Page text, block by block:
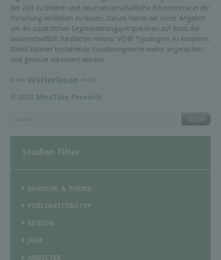
der Zeit zu bleiben und neue wissenschaftliche Erkenntnisse in die
Forschung einfließen zu lassen. Darum haben wir unser Angebot
um die zusätzlichen Segmentierungsperspektiven auf Basis der
wissenschaftlich fundierten meteor ViQ® Typologien zu erweitern.
Damit können bestehende Kundensegmente weiter angereichert
und genauer adressiert werden.
>>> Weiterlesen <<<
© 2022 MindTake Research
Suche
Studien Filter
BRANCHE & THEMA
PUBLIKATIONSTYP
REGION
JAHR
ANBIETER